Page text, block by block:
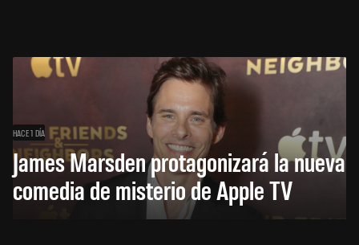
HACE 1 DÍA
James Marsden protagonizará la nueva
comedia de misterio de Apple TV